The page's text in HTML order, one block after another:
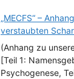
„MECFS“ –
verstaubten
(Anhang zu
[Teil 1:
Psychogenese,